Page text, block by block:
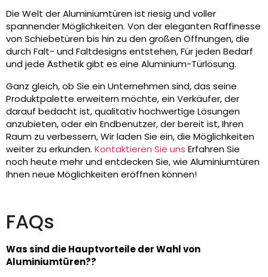
Die Welt der Aluminiumtüren ist riesig und voller
spannender Möglichkeiten. Von der eleganten Raffinesse
von Schiebetüren bis hin zu den großen Öffnungen, die
durch Falt- und Faltdesigns entstehen, Für jeden Bedarf
und jede Ästhetik gibt es eine Aluminium-Türlösung.
Ganz gleich, ob Sie ein Unternehmen sind, das seine
Produktpalette erweitern möchte, ein Verkäufer, der
darauf bedacht ist, qualitativ hochwertige Lösungen
anzubieten, oder ein Endbenutzer, der bereit ist, Ihren
Raum zu verbessern, Wir laden Sie ein, die Möglichkeiten
weiter zu erkunden. Kontaktieren Sie uns Erfahren Sie
noch heute mehr und entdecken Sie, wie Aluminiumtüren
Ihnen neue Möglichkeiten eröffnen können!
FAQs
Was sind die Hauptvorteile der Wahl von
Aluminiumtüren??